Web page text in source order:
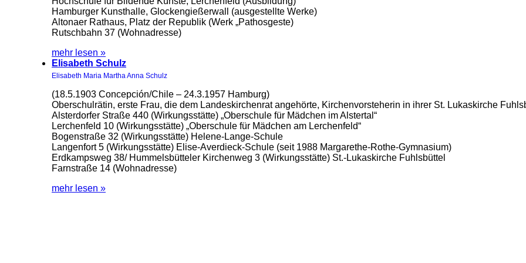
Hamburger Kunsthalle, Glockengießerwall (ausgestellte Werke)
Altonaer Rathaus, Platz der Republik (Werk „Pathosgeste)
Rutschbahn 37 (Wohnadresse)
mehr lesen »
Elisabeth Schulz
Elisabeth Maria Martha Anna Schulz
(18.5.1903 Concepción/Chile – 24.3.1957 Hamburg)
Oberschulrätin, erste Frau, die dem Landeskirchenrat angehörte, Kirchenvorsteherin in ihrer St. Lukaskirche
Alsterdorfer Straße 440 (Wirkungsstätte) „Oberschule für Mädchen im Alstertal“
Lerchenfeld 10 (Wirkungsstätte) „Oberschule für Mädchen am Lerchenfeld“
Bogenstraße 32 (Wirkungsstätte) Helene-Lange-Schule
Langenfort 5 (Wirkungsstätte) Elise-Averdieck-Schule (seit 1988 Margarethe-Rothe-Gymnasium)
Erdkampsweg 38/ Hummelsbütteler Kirchenweg 3 (Wirkungsstätte) St.-Lukaskirche Fuhlsbüttel
Farnstraße 14 (Wohnadresse)
mehr lesen »